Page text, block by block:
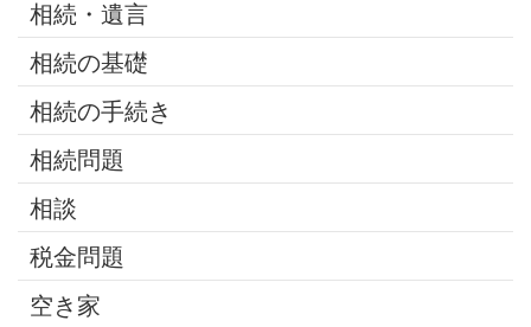
相続・遺言
相続の基礎
相続の手続き
相続問題
相談
税金問題
空き家